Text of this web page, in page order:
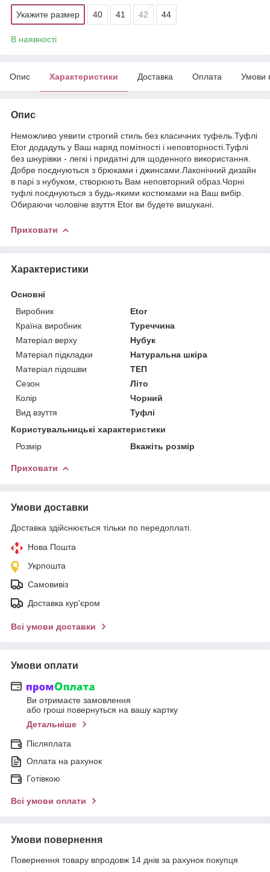
Укажите размер 40 41 42 44
В наявності
Опис Характеристики Доставка Оплата Умови
Опис
Неможливо уявити строгий стиль без класичних туфель.Туфлі
Etor додадуть у Ваш наряд помітності і неповторності.Туфлі
без шнурівки - легкі і придатні для щоденного використання.
Добре поєднуються з брюками і джинсами.Лаконічний дизайн
в парі з нубуком, створюють Вам неповторний образ.Чорні
туфлі поєднуються з будь-якими костюмами на Ваш вибір.
Обираючи чоловіче взуття Etor ви будете вишукані.
Приховати
Характеристики
Основні
Виробник
Etor
Країна виробник
Туреччина
Матеріал верху
Нубук
Матеріал підкладки
Натуральна шкіра
Матеріал підошви
ТЕП
Сезон
Літо
Колір
Чорний
Вид взуття
Туфлі
Користувальницькі характеристики
Розмір
Вкажіть розмір
Приховати
Умови доставки
Доставка здійснюється тільки по передоплаті.
Нова Пошта
Укрпошта
Самовивіз
Доставка кур'єром
Всі умови доставки
Умови оплати
Ви отримаєте замовлення
або гроші повернуться на вашу картку
Детальніше
Післяплата
Оплата на рахунок
Готівкою
Всі умови оплати
Умови повернення
Повернення товару впродовж 14 днів за рахунок покупця